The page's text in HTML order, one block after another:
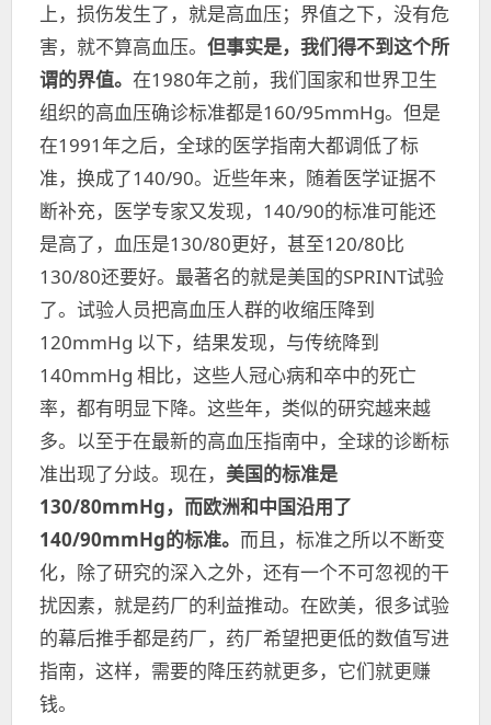
上，损伤发生了，就是高血压；界值之下，没有危
害，就不算高血压。 但事实是，我们得不到这个所
谓的界值。 在1980年之前，我们国家和世界卫生
组织的高血压确诊标准都是160/95mmHg。但是
在1991年之后，全球的医学指南大都调低了标
准，换成了140/90。近些年来，随着医学证据不
断补充，医学专家又发现，140/90的标准可能还
是高了，血压是130/80更好，甚至120/80比
130/80还要好。最著名的就是美国的SPRINT试验
了。试验人员把高血压人群的收缩压降到
120mmHg 以下，结果发现，与传统降到
140mmHg 相比，这些人冠心病和卒中的死亡
率，都有明显下降。这些年，类似的研究越来越
多。以至于在最新的高血压指南中，全球的诊断标
准出现了分歧。现在， 美国的标准是
130/80mmHg，而欧洲和中国沿用了
140/90mmHg的标准。 而且，标准之所以不断变
化，除了研究的深入之外，还有一个不可忽视的干
扰因素，就是药厂的利益推动。在欧美，很多试验
的幕后推手都是药厂，药厂希望把更低的数值写进
指南，这样，需要的降压药就更多，它们就更赚
钱。